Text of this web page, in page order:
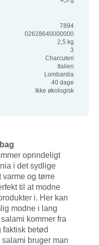
oprindeligt
i det sydlige
varme og tørre
til at modne
i. Her kan
modne i lang
kommer fra
faktisk betød
bruger man
7894
02628640000000
2,5 kg
3
Charcuteri
Italien
Lombardia
40 dage
Ikke økologisk